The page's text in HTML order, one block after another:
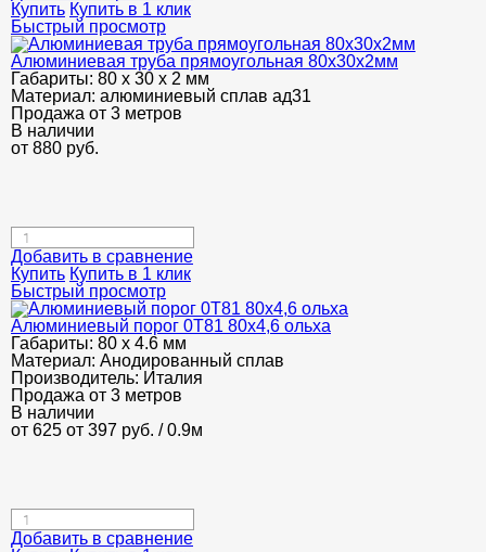
Купить Купить в 1 клик
Быстрый просмотр
Алюминиевая труба прямоугольная 80х30х2мм
Габариты: 80 х 30 х 2 мм
Материал: алюминиевый сплав ад31
Продажа от 3 метров
В наличии
от 880 руб.
Добавить в сравнение
Купить Купить в 1 клик
Быстрый просмотр
Алюминиевый порог 0Т81 80х4,6 ольха
Габариты: 80 х 4.6 мм
Материал: Анодированный сплав
Производитель: Италия
Продажа от 3 метров
В наличии
от 625 от 397 руб. / 0.9м
Добавить в сравнение